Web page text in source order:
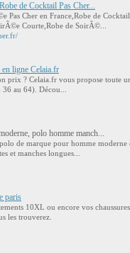
de Cocktail Pas Cher...
Pas Cher en France,Robe de
Courte,Robe de SoirÃ©...
ligne Celaia.fr
prix ? Celaia.fr vous propose toute
au 64). Décou...
polo homme manch...
de marque pour homme moderne
et manches longues...
paris
10XL ou encore vos
les trouverez.